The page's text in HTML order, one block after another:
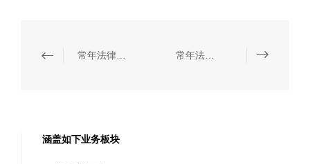
涵盖如下业务板块